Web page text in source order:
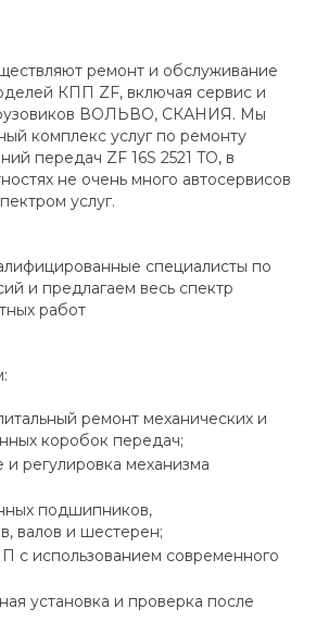
ремонт и обслуживание
КПП ZF, включая сервис и
ВОЛЬВО, СКАНИЯ. Мы
комплекс услуг по ремонту
передач ZF 16S 2521 TO, в
не очень много автосервисов
услуг.
специалисты по
и предлагаем весь спектр
работ
ремонт механических и
коробок передач;
и регулировка механизма
подшипников,
валов и шестерен;
с использованием современного
установка и проверка после